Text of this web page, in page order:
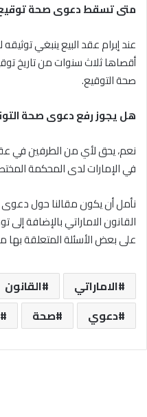
متى تسقط دعوى صحة
عند إبرام عقد البيع ينبغي
أقصاها ثلاث سنوات من تاريخ
صحة التوقيع.
هل يجوز رفع دعوى صحة
نعم، يحق لأي من الطرفين في
في الإمارات لدى المحكمة
نأمل أن يكون مقالنا حول
القانون الاماراتي بالإضافة
على بعض الأسئلة المتعلقة بها
الاماراتي القانون
دعوي
صحة